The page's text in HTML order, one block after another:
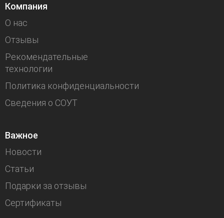
Компания
О нас
Отзывы
Рекомендательные
технологии
Политика конфиденциальности
Сведения о СОУТ
Важное
Новости
Статьи
Подарки за отзывы
Сертификаты